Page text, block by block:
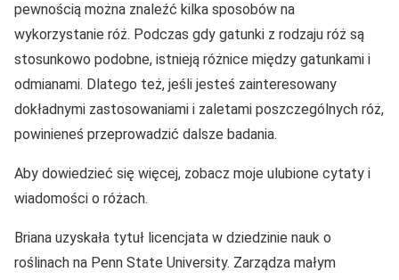
pewnością można znaleźć kilka sposobów na
wykorzystanie róż. Podczas gdy gatunki z rodzaju róż są
stosunkowo podobne, istnieją różnice między gatunkami i
odmianami. Dlatego też, jeśli jesteś zainteresowany
dokładnymi zastosowaniami i zaletami poszczególnych róż,
powinieneś przeprowadzić dalsze badania.
Aby dowiedzieć się więcej, zobacz moje ulubione cytaty i
wiadomości o różach.
Briana uzyskała tytuł licencjata w dziedzinie nauk o
roślinach na Penn State University. Zarządza małym